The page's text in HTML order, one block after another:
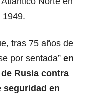
1949.
tras 75 años de
por sentada” en
Rusia contra
seguridad en